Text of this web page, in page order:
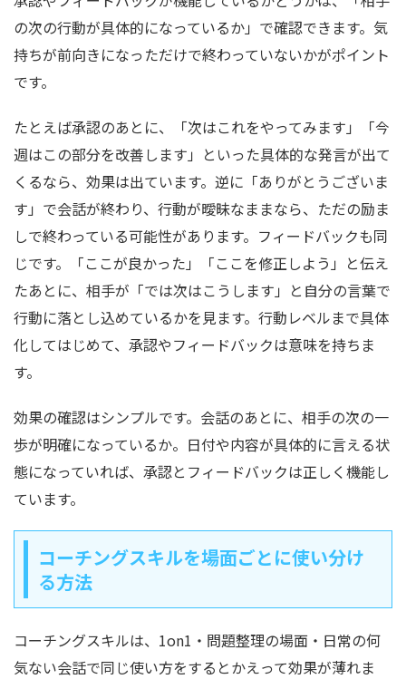
の次の行動が具体的になっているか」で確認できます。気
持ちが前向きになっただけで終わっていないかがポイント
です。
たとえば承認のあとに、「次はこれをやってみます」「今
週はこの部分を改善します」といった具体的な発言が出て
くるなら、効果は出ています。逆に「ありがとうございま
す」で会話が終わり、行動が曖昧なままなら、ただの励ま
しで終わっている可能性があります。フィードバックも同
じです。「ここが良かった」「ここを修正しよう」と伝え
たあとに、相手が「では次はこうします」と自分の言葉で
行動に落とし込めているかを見ます。行動レベルまで具体
化してはじめて、承認やフィードバックは意味を持ちま
す。
効果の確認はシンプルです。会話のあとに、相手の次の一
歩が明確になっているか。日付や内容が具体的に言える状
態になっていれば、承認とフィードバックは正しく機能し
ています。
コーチングスキルを場面ごとに使い分け
る方法
コーチングスキルは、1on1・問題整理の場面・日常の何
気ない会話で同じ使い方をするとかえって効果が薄れま